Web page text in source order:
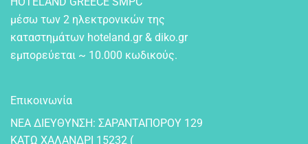
μέσω των 2 ηλεκτρονικών της
καταστημάτων hoteland.gr & diko.gr
εμπορεύεται ~ 10.000 κωδικούς.
Επικοινωνία
NEA ΔIEYΘYNΣH: ΣAPANTAΠOPOY 129
KATΩ XAΛANΔPI 15232 (